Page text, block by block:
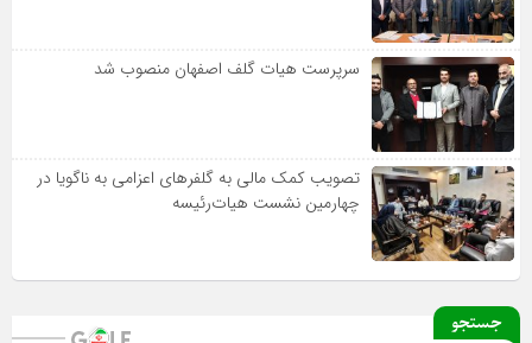
سرپرست هیات گلف اصفهان منصوب شد
تصویب کمک مالی به گلفرهای اعزامی به ناگویا در
چهارمین نشست هیات‌رئیسه
جستجو